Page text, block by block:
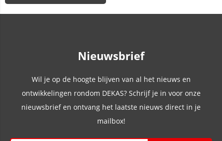
Nieuwsbrief
Wil je op de hoogte blijven van al het nieuws en
ontwikkelingen rondom DEKAS? Schrijf je in voor onze
nieuwsbrief en ontvang het laatste nieuws direct in je
mailbox!